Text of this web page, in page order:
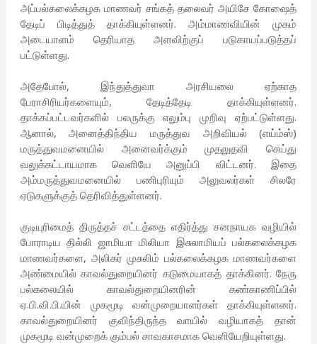
அப்பல்கலைக்கழக மாணவர் சங்கத் தலைவர் அயிசே கோஷைத்
தேடிப் பிடித்துத் தாக்கியுள்ளனர். அம்மாணவியின் முகம்
அடையாளம் தெரியாத அளவிற்குப் படுகாயப்படுத்தப்
பட்டுள்ளது.
அதேபோல், இந்துத்துவா அரசியலை ஏற்காத
பேராசிரியர்களையும், தேடித்தேடி தாக்கியுள்ளனர்.
தாக்கப்பட்டவர்களில் பலருக்கு எலும்பு முறிவு ஏற்பட்டுள்ளது.
ஆனால், அனைத்திந்திய மருத்துவ அறிவியல் (எய்ம்ஸ்)
மருத்துவமனையில் அனைவர்க்கும் முதலுதவி செய்து
வலுக்கட்டாயமாக வெளியே அனுப்பி விட்டனர். இதை
அம்மருத்துவமனையில் பணிபுரியும் அலுவலர்கள் சிலரே
ஏடுகளுக்குத் தெரிவித்துள்ளனர்.
குடியுரிமைத் திருத்தச் சட்டத்தை எதிர்த்து சனநாயக வழியில்
போராடிய தில்லி ஜாமியா மிலியா இசுலாமியப் பல்கலைக்கழக
மாணவர்களை, அலிகர் முசுலிம் பல்கலைக்கழக மாணவர்களை
அண்மையில் காவல்துறையினர் கடுமையாகத் தாக்கினர். நேரு
பல்கலையில் காவல்துறையினரின் கண்காணிப்பில்
ஏ.பி.வி.பி.யின் முகமூடி வன்முறையாளர்கள் தாக்கியுள்ளனர்.
காவல்துறையினர் குவிந்திருந்த வாயில் வழியாகத் தான்
முகமூடி வன்முறைக் கும்பல் சாவகாசமாக வெளியேறியுள்ளது.